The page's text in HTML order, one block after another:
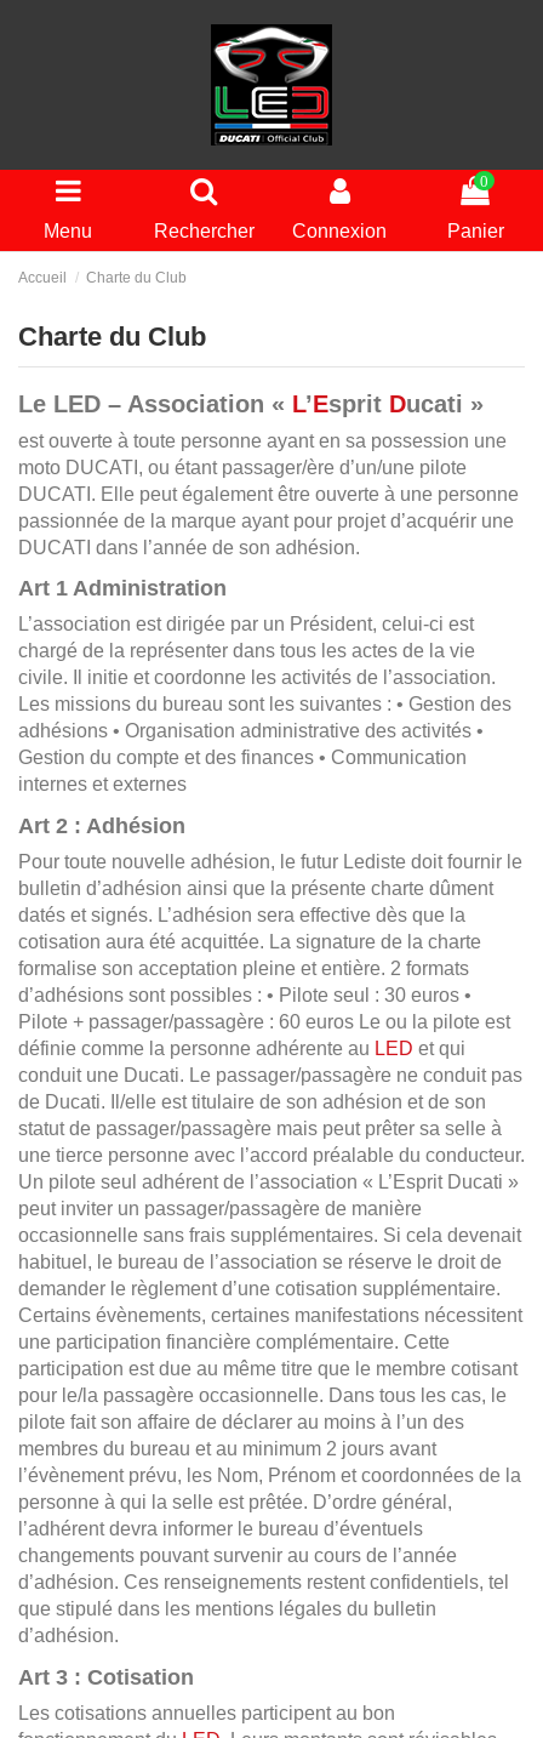
Menu Rechercher Connexion
0
Panier
Accueil Charte du Club
Charte du Club
Le LED – Association « L’Esprit Ducati »
est ouverte à toute personne ayant en sa possession une
moto DUCATI, ou étant passager/ère d’un/une pilote
DUCATI. Elle peut également être ouverte à une personne
passionnée de la marque ayant pour projet d’acquérir une
DUCATI dans l’année de son adhésion.
Art 1 Administration
L’association est dirigée par un Président, celui-ci est
chargé de la représenter dans tous les actes de la vie
civile. Il initie et coordonne les activités de l’association.
Les missions du bureau sont les suivantes : • Gestion des
adhésions • Organisation administrative des activités •
Gestion du compte et des finances • Communication
internes et externes
Art 2 : Adhésion
Pour toute nouvelle adhésion, le futur Lediste doit fournir le
bulletin d’adhésion ainsi que la présente charte dûment
datés et signés. L’adhésion sera effective dès que la
cotisation aura été acquittée. La signature de la charte
formalise son acceptation pleine et entière. 2 formats
d’adhésions sont possibles : • Pilote seul : 30 euros •
Pilote + passager/passagère : 60 euros Le ou la pilote est
définie comme la personne adhérente au LED et qui
conduit une Ducati. Le passager/passagère ne conduit pas
de Ducati. Il/elle est titulaire de son adhésion et de son
statut de passager/passagère mais peut prêter sa selle à
une tierce personne avec l’accord préalable du conducteur.
Un pilote seul adhérent de l’association « L’Esprit Ducati »
peut inviter un passager/passagère de manière
occasionnelle sans frais supplémentaires. Si cela devenait
habituel, le bureau de l’association se réserve le droit de
demander le règlement d’une cotisation supplémentaire.
Certains évènements, certaines manifestations nécessitent
une participation financière complémentaire. Cette
participation est due au même titre que le membre cotisant
pour le/la passagère occasionnelle. Dans tous les cas, le
pilote fait son affaire de déclarer au moins à l’un des
membres du bureau et au minimum 2 jours avant
l’évènement prévu, les Nom, Prénom et coordonnées de la
personne à qui la selle est prêtée. D’ordre général,
l’adhérent devra informer le bureau d’éventuels
changements pouvant survenir au cours de l’année
d’adhésion. Ces renseignements restent confidentiels, tel
que stipulé dans les mentions légales du bulletin
d’adhésion.
Art 3 : Cotisation
Les cotisations annuelles participent au bon